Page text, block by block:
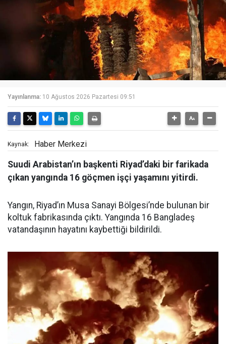
Yayınlanma: 10 Ağustos 2026 Pazartesi 09:51
Kaynak: Haber Merkezi
Suudi Arabistan’ın başkenti Riyad’daki bir farikada
çıkan yangında 16 göçmen işçi yaşamını yitirdi.
Yangın, Riyad’ın Musa Sanayi Bölgesi’nde bulunan bir
koltuk fabrikasında çıktı. Yangında 16 Bangladeş
vatandaşının hayatını kaybettiği bildirildi.